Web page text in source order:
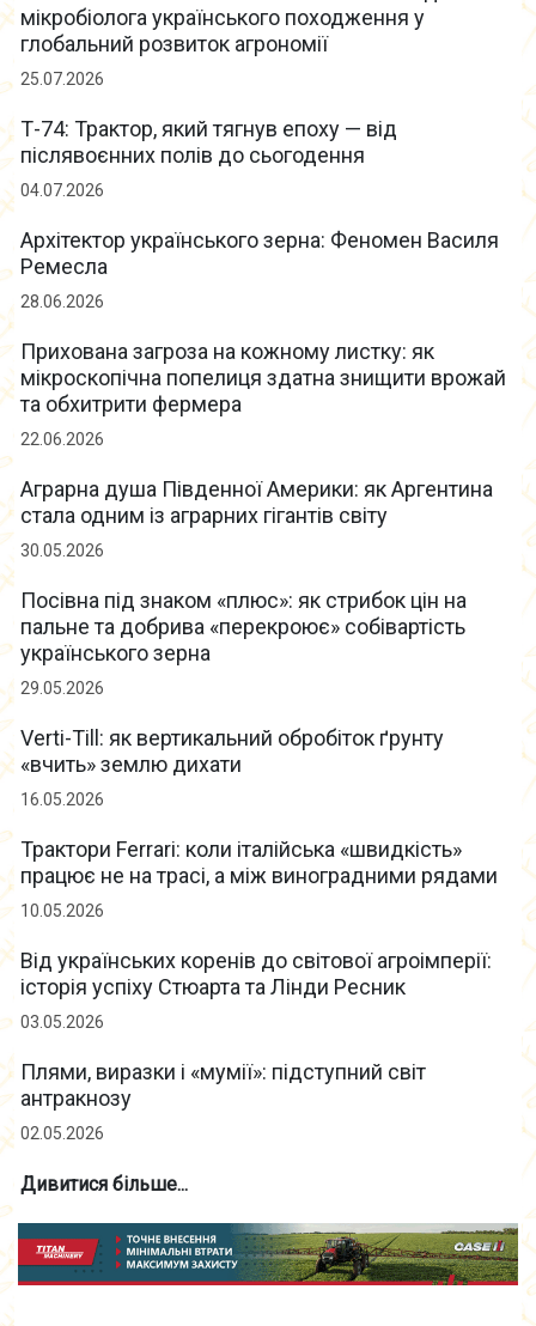
мікробіолога українського походження у
глобальний розвиток агрономії
25.07.2026
Т-74: Трактор, який тягнув епоху — від
післявоєнних полів до сьогодення
04.07.2026
Архітектор українського зерна: Феномен Василя
Ремесла
28.06.2026
Прихована загроза на кожному листку: як
мікроскопічна попелиця здатна знищити врожай
та обхитрити фермера
22.06.2026
Аграрна душа Південної Америки: як Аргентина
стала одним із аграрних гігантів світу
30.05.2026
Посівна під знаком «плюс»: як стрибок цін на
пальне та добрива «перекроює» собівартість
українського зерна
29.05.2026
Verti-Till: як вертикальний обробіток ґрунту
«вчить» землю дихати
16.05.2026
Трактори Ferrari: коли італійська «швидкість»
працює не на трасі, а між виноградними рядами
10.05.2026
Від українських коренів до світової агроімперії:
історія успіху Стюарта та Лінди Ресник
03.05.2026
Плями, виразки і «мумії»: підступний світ
антракнозу
02.05.2026
Дивитися більше...